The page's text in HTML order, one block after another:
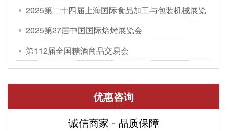
2025第二十四届上海国际食品加工与包装机械展览
会
2025第27届中国国际焙烤展览会
第112届全国糖酒商品交易会
优惠咨询
诚信商家 - 品质保障